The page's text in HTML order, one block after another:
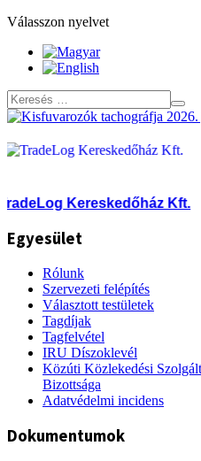
Válasszon nyelvet
Kereskedőház Kft.
Egyesület
Rólunk
Szervezeti felépítés
Választott testületek
Tagdíjak
Tagfelvétel
IRU Díszoklevél
Közúti Közlekedési
Bizottsága
Adatvédelmi incidens
Dokumentumok